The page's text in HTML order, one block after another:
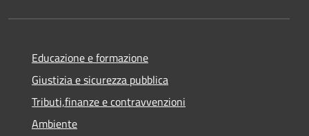
Educazione e formazione
Giustizia e sicurezza pubblica
Tributi,finanze e contravvenzioni
Ambiente